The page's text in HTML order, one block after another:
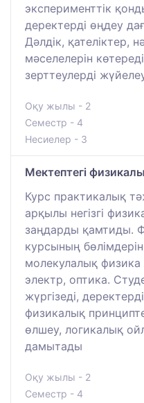
эксперименттік
деректерді өңдеу
Дәлдік, қателіктер,
мәселелерін
зерттеулерді
Оқу жылы - 2
Семестр - 4
Несиелер - 3
Мектептегі
Курс практикалық
арқылы негізгі
заңдарды қамтиды.
курсының
молекулалық
электр, оптика.
жүргізеді,
физикалық
өлшеу, логикалық
дамытады
Оқу жылы - 2
Семестр - 4